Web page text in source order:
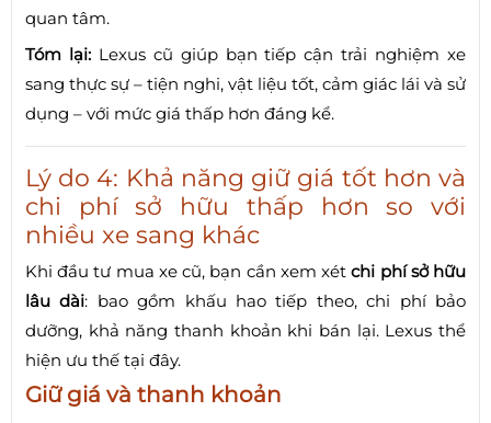
quan tâm.
Tóm lại:Lexus cũ giúp bạn tiếp cận trải nghiệm xe
sang thực sự – tiện nghi, vật liệu tốt, cảm giác lái và sử
dụng – với mức giá thấp hơn đáng kể.
Lý do 4: Khả năng giữ giá tốt hơn và
chi phí sở hữu thấp hơn so với
nhiều xe sang khác
Khi đầu tư mua xe cũ, bạn cần xem xétchi phí sở hữu
lâu dài: bao gồm khấu hao tiếp theo, chi phí bảo
dưỡng, khả năng thanh khoản khi bán lại. Lexus thể
hiện ưu thế tại đây.
Giữ giá và thanh khoản